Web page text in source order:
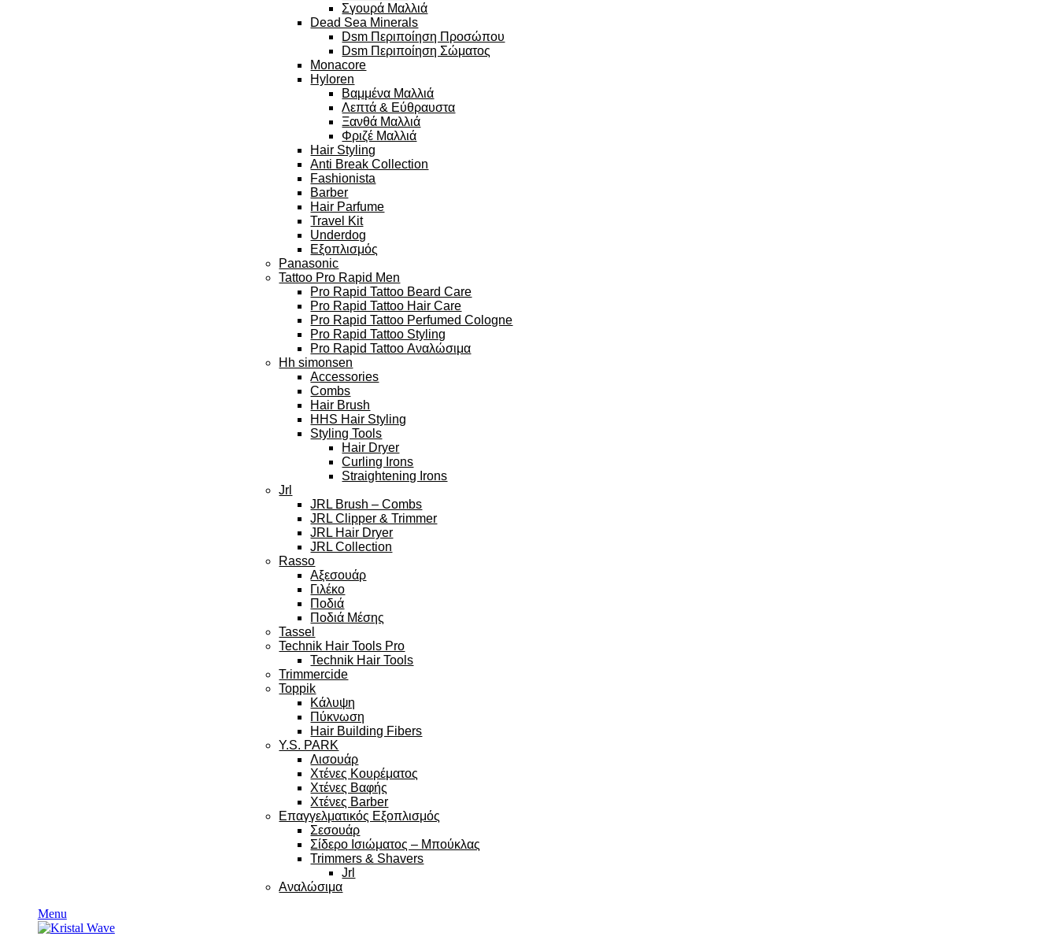
Σγουρά Μαλλιά
Dead Sea Minerals
Dsm Περιποίηση Προσώπου
Dsm Περιποίηση Σώματος
Monacore
Hyloren
Βαμμένα Μαλλιά
Λεπτά & Εύθραυστα
Ξανθά Μαλλιά
Φριζέ Μαλλιά
Hair Styling
Anti Break Collection
Fashionista
Barber
Hair Parfume
Travel Kit
Underdog
Εξοπλισμός
Panasonic
Tattoo Pro Rapid Men
Pro Rapid Tattoo Beard Care
Pro Rapid Tattoo Hair Care
Pro Rapid Tattoo Perfumed Cologne
Pro Rapid Tattoo Styling
Pro Rapid Tattoo Αναλώσιμα
Hh simonsen
Accessories
Combs
Hair Brush
HHS Hair Styling
Styling Tools
Hair Dryer
Curling Irons
Straightening Irons
Jrl
JRL Brush – Combs
JRL Clipper & Trimmer
JRL Hair Dryer
JRL Collection
Rasso
Αξεσουάρ
Γιλέκο
Ποδιά
Ποδιά Μέσης
Tassel
Technik Hair Tools Pro
Technik Hair Tools
Trimmercide
Toppik
Κάλυψη
Πύκνωση
Hair Building Fibers
Y.S. PARK
Λισουάρ
Χτένες Κουρέματος
Χτένες Βαφής
Χτένες Barber
Επαγγελματικός Εξοπλισμός
Σεσουάρ
Σίδερο Ισιώματος – Μπούκλας
Trimmers & Shavers
Jrl
Αναλώσιμα
Menu